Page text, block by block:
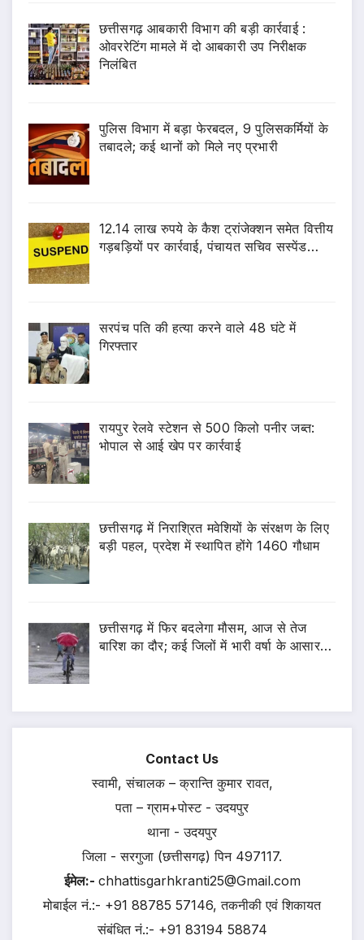
छत्तीसगढ़ आबकारी विभाग की बड़ी कार्रवाई :
ओवररेटिंग मामले में दो आबकारी उप निरीक्षक
निलंबित
पुलिस विभाग में बड़ा फेरबदल, 9 पुलिसकर्मियों के
तबादले; कई थानों को मिले नए प्रभारी
12.14 लाख रुपये के कैश ट्रांजेक्शन समेत वित्तीय
गड़बड़ियों पर कार्रवाई, पंचायत सचिव सस्पेंड…
सरपंच पति की हत्या करने वाले 48 घंटे में
गिरफ्तार
रायपुर रेलवे स्टेशन से 500 किलो पनीर जब्त:
भोपाल से आई खेप पर कार्रवाई
छत्तीसगढ़ में निराश्रित मवेशियों के संरक्षण के लिए
बड़ी पहल, प्रदेश में स्थापित होंगे 1460 गौधाम
छत्तीसगढ़ में फिर बदलेगा मौसम, आज से तेज
बारिश का दौर; कई जिलों में भारी वर्षा के आसार…
Contact Us
स्वामी, संचालक – क्रान्ति कुमार रावत,
पता – ग्राम+पोस्ट - उदयपुर
थाना - उदयपुर
जिला - सरगुजा (छत्तीसगढ़) पिन 497117.
ईमेल:- chhattisgarhkranti25@Gmail.com
मोबाईल नं.:- +91 88785 57146, तकनीकी एवं शिकायत
संबंधित नं.:- +91 83194 58874